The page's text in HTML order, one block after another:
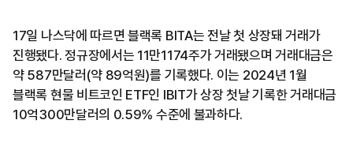
17일 나스닥에 따르면 블랙록 BITA는 전날 첫 상장돼 거래가
진행됐다. 정규장에서는 11만1174주가 거래됐으며 거래대금은
약 587만달러(약 89억원)를 기록했다. 이는 2024년 1월
블랙록 현물 비트코인 ETF인 IBIT가 상장 첫날 기록한 거래대금
10억300만달러의 0.59% 수준에 불과하다.